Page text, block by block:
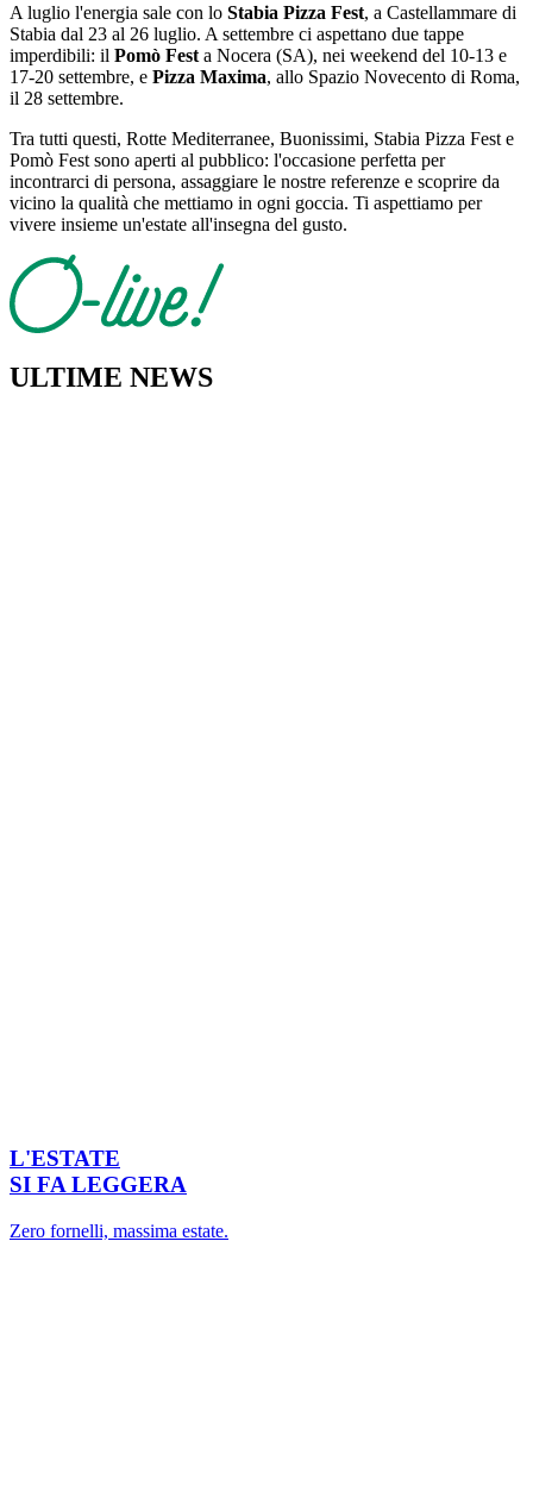
A luglio l'energia sale con lo Stabia Pizza Fest, a Castellammare di
Stabia dal 23 al 26 luglio. A settembre ci aspettano due tappe
imperdibili: il Pomò Fest a Nocera (SA), nei weekend del 10-13 e
17-20 settembre, e Pizza Maxima, allo Spazio Novecento di Roma,
il 28 settembre.
Tra tutti questi, Rotte Mediterranee, Buonissimi, Stabia Pizza Fest e
Pomò Fest sono aperti al pubblico: l'occasione perfetta per
incontrarci di persona, assaggiare le nostre referenze e scoprire da
vicino la qualità che mettiamo in ogni goccia. Ti aspettiamo per
vivere insieme un'estate all'insegna del gusto.
ULTIME NEWS
L'ESTATE
SI FA LEGGERA
Zero fornelli, massima estate.